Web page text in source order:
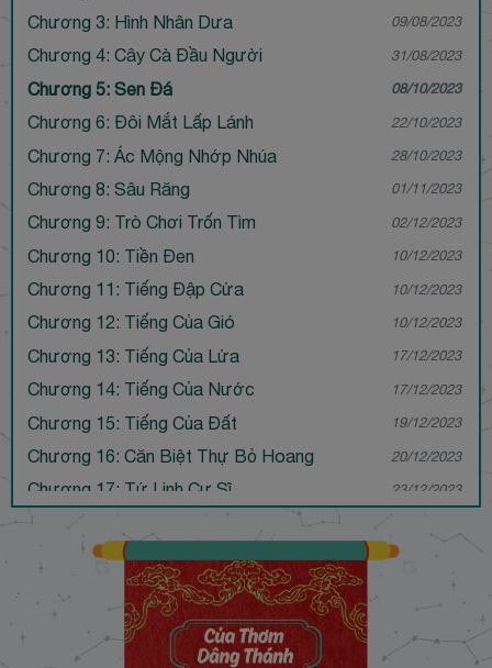
Chương 3: Hình Nhân Dưa 09/08/2023
Chương 4: Cây Cà Đầu Người 31/08/2023
Chương 5: Sen Đá 08/10/2023
Chương 6: Đôi Mắt Lấp Lánh 22/10/2023
Chương 7: Ác Mộng Nhớp Nhúa 28/10/2023
Chương 8: Sâu Răng 01/11/2023
Chương 9: Trò Chơi Trốn Tìm 02/12/2023
Chương 10: Tiền Đen 10/12/2023
Chương 11: Tiếng Đập Cửa 10/12/2023
Chương 12: Tiếng Của Gió 10/12/2023
Chương 13: Tiếng Của Lửa 17/12/2023
Chương 14: Tiếng Của Nước 17/12/2023
Chương 15: Tiếng Của Đất 19/12/2023
Chương 16: Căn Biệt Thự Bỏ Hoang 20/12/2023
Chương 17: Tứ Linh Cư Sĩ 23/12/2023
Chương 18: Thảo Mộc Tinh Lung
Chương 19: Kim Xí Điểu 24/12/2023
Chương 20: Con Mắt Âm Dương 25/12/2023
Chương 21: Tòa Tháp Kinh Hoàng
Chương 22: Sao Hôm – Sao Mai